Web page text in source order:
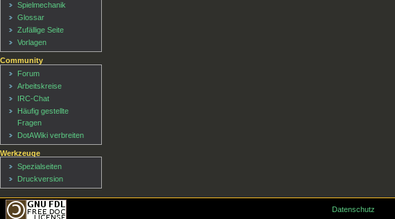
Spielmechanik
Glossar
Zufällige Seite
Vorlagen
Community
Forum
Arbeitskreise
IRC-Chat
Häufig gestellte
Fragen
DotAWiki verbreiten
Werkzeuge
Spezialseiten
Druckversion
Datenschutz